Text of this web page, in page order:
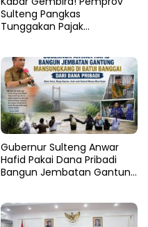
Sulteng Pangkas
Tunggakan Pajak
Gubernur Sulteng Anwar
Hafid Pakai Dana Pribadi
Bangun Jembatan Gantung